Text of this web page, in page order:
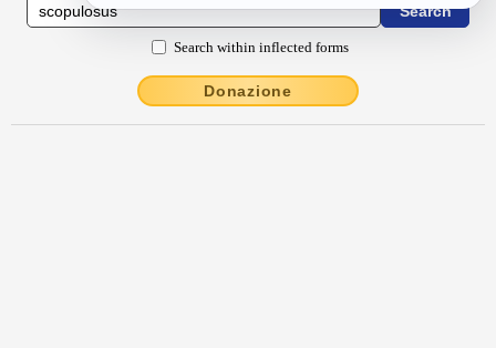
Search within inflected forms
Donazione